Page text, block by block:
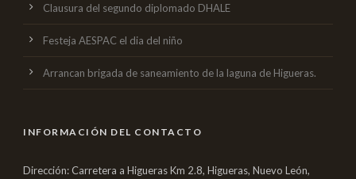
Clausura del segundo diplomado DHALE
Festeja AESPAC el dia del niño
Arrancan brigada de saneamiento de la laguna de Higueras.
INFORMACIÓN DEL CONTACTO
Dirección: Carretera a Higueras Km 2.8, Higueras, Nuevo León,